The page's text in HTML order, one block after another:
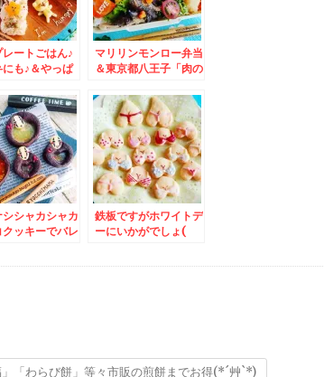
レートごはん♪
も♪＆やっぱ
ーツ札幌店」さ
ちご♪3パック
０円( ﾟДﾟ)
マリリンモンロー弁当
＆東京都八王子「肉の
トコロッケ」も「メン
チカツサンド」「世界
のお弁当」も美味しい
～(*´艸`*)
シシャカシャカ
ッキーでバレ
鉄板ですがホワイトデ
ーにいかがでしょ(
「わらび餅」等々市販の煎餅までお得(*´艸`*)